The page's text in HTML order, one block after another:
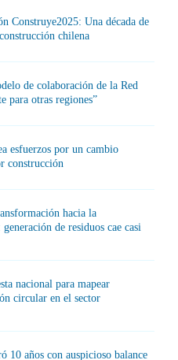
Construye2025: Una década de
chilena
de colaboración de la Red
para otras regiones”
esfuerzos por un cambio
construcción
hacia la
de residuos cae casi
nacional para mapear
circular en el sector
10 años con auspicioso balance